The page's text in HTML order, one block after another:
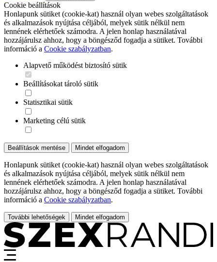
Cookie beállítások
Honlapunk sütiket (cookie-kat) használ olyan webes szolgáltatások
és alkalmazások nyújtása céljából, melyek sütik nélkül nem
lennének elérhetőek számodra. A jelen honlap használatával
hozzájárulsz ahhoz, hogy a böngésződ fogadja a sütiket. További
információ a Cookie szabályzatban.
Alapvető működést biztosító sütik
Beállításokat tároló sütik
Statisztikai sütik
Marketing célú sütik
Beállítások mentése Mindet elfogadom
Honlapunk sütiket (cookie-kat) használ olyan webes szolgáltatások
és alkalmazások nyújtása céljából, melyek sütik nélkül nem
lennének elérhetőek számodra. A jelen honlap használatával
hozzájárulsz ahhoz, hogy a böngésződ fogadja a sütiket. További
információ a Cookie szabályzatban.
További lehetőségek Mindet elfogadom